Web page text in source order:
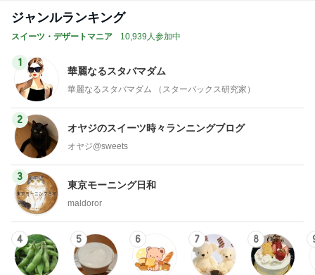
ジャンルランキング
スイーツ・デザートマニア 10,939人参加中
1
華麗なるスタバマダム
華麗なるスタバマダム （スターバックス研究家）
2
オヤジのスイーツ時々ランニングブログ
オヤジ@sweets
3
東京モーニング日和
maldoror
4 5 6 7 8